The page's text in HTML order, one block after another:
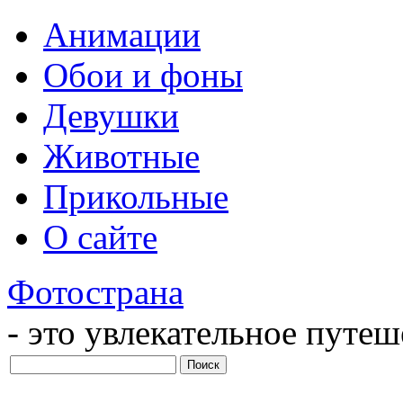
Анимации
Обои и фоны
Девушки
Животные
Прикольные
О сайте
Фотострана
- это увлекательное